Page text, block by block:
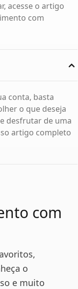
acesse o artigo
com
conta, basta
o que deseja
desfrutar de uma
artigo completo
com
o
e muito